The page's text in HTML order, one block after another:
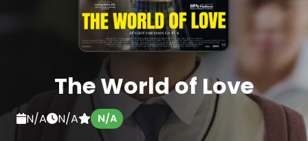
The World of Love
N/A N/A N/A